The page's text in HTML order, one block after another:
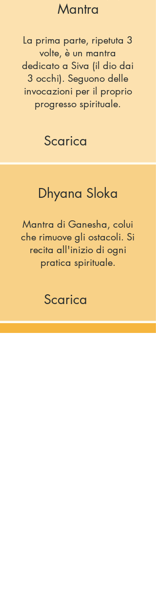
Mantra
La prima parte, ripetuta 3
volte, è un mantra
dedicato a Siva (il dio dai
3 occhi). Seguono delle
invocazioni per il proprio
progresso spirituale.
Scarica
Dhyana Sloka
Mantra di Ganesha, colui
che rimuove gli ostacoli. Si
recita all'inizio di ogni
pratica spirituale.
Scarica